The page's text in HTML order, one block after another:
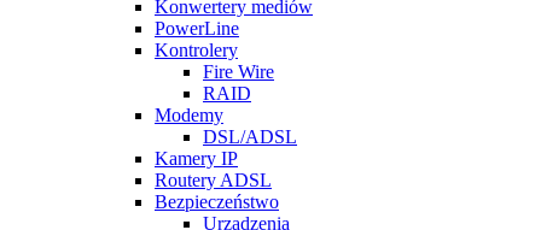
Konwertery mediów
PowerLine
Kontrolery
Fire Wire
RAID
Modemy
DSL/ADSL
Kamery IP
Routery ADSL
Bezpieczeństwo
Urządzenia